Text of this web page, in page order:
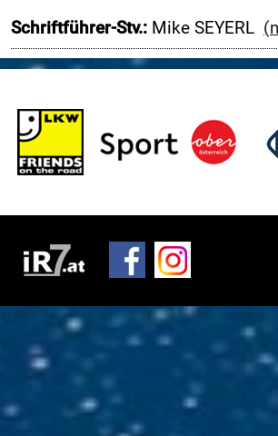
RCM
Motorsportclubs
Sponsoren / Aussteller
Rückblick
Live-Resultate
Zimmernachweis
Ticket AGB
Rallye-Journal
Kontakt
Schriftführer-Stv.: Mike SEYERL